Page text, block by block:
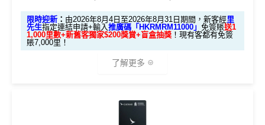
里先生推廣碼： HKRMRM11000 複製
✅申請完填
里賞金@❗️【由里先生派出】
限時迎新 ： 由2026年8月4日至2026年8月31日期間，新客經里
先生指定連結申請+輸入 推廣碼「HKRMRM11000」 免簽賬送1
1,000里數+新舊客獨家$200獎賞+盲盒抽獎 ！現有客都有免簽
賬7,000里！
了解更多